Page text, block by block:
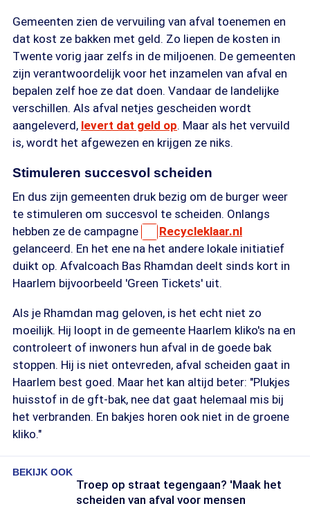
Gemeenten zien de vervuiling van afval toenemen en
dat kost ze bakken met geld. Zo liepen de kosten in
Twente vorig jaar zelfs in de miljoenen. De gemeenten
zijn verantwoordelijk voor het inzamelen van afval en
bepalen zelf hoe ze dat doen. Vandaar de landelijke
verschillen. Als afval netjes gescheiden wordt
aangeleverd, levert dat geld op. Maar als het vervuild
is, wordt het afgewezen en krijgen ze niks.
Stimuleren succesvol scheiden
En dus zijn gemeenten druk bezig om de burger weer
te stimuleren om succesvol te scheiden. Onlangs
hebben ze de campagne
Recycleklaar.nl
gelanceerd. En het ene na het andere lokale initiatief
duikt op. Afvalcoach Bas Rhamdan deelt sinds kort in
Haarlem bijvoorbeeld 'Green Tickets' uit.
Als je Rhamdan mag geloven, is het echt niet zo
moeilijk. Hij loopt in de gemeente Haarlem kliko's na en
controleert of inwoners hun afval in de goede bak
stoppen. Hij is niet ontevreden, afval scheiden gaat in
Haarlem best goed. Maar het kan altijd beter: "Plukjes
huisstof in de gft-bak, nee dat gaat helemaal mis bij
het verbranden. En bakjes horen ook niet in de groene
kliko."
BEKIJK OOK
Troep op straat tegengaan? 'Maak het
scheiden van afval voor mensen